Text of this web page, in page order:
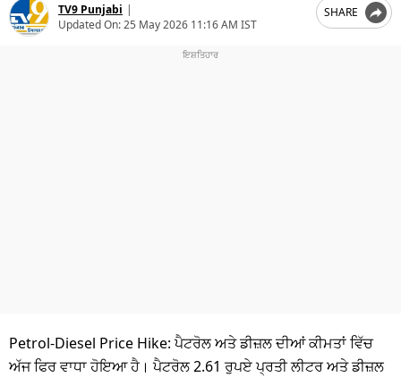
ਲਾਈਫ ਸਟਾਈਲ
ਚੋਣਾਂ 2026
TV9 Punjabi |
Updated On:25 May 2026 11:16 AM IST
SHARE
Petrol-Diesel Price Hike: ਪੈਟਰੋਲ ਅਤੇ ਡੀਜ਼ਲ ਦੀਆਂ ਕੀਮਤਾਂ ਵਿੱਚ
ਅੱਜ ਫਿਰ ਵਾਧਾ ਹੋਇਆ ਹੈ। ਪੈਟਰੋਲ 2.61 ਰੁਪਏ ਪ੍ਰਤੀ ਲੀਟਰ ਅਤੇ ਡੀਜ਼ਲ